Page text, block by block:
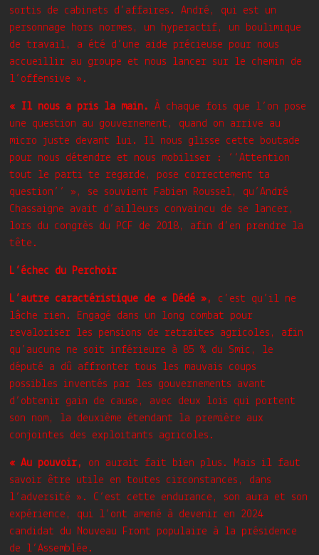
sortis de cabinets d’affaires. André, qui est un
personnage hors normes, un hyperactif, un boulimique
de travail, a été d’une aide précieuse pour nous
accueillir au groupe et nous lancer sur le chemin de
l’offensive ».
« Il nous a pris la main.
À chaque fois que l’on pose
une question au gouvernement, quand on arrive au
micro juste devant lui. Il nous glisse cette boutade
pour nous détendre et nous mobiliser : ‘‘Attention
tout le parti te regarde, pose correctement ta
question’’ », se souvient Fabien Roussel, qu’André
Chassaigne avait d’ailleurs convaincu de se lancer,
lors du congrès du PCF de 2018, afin d’en prendre la
tête.
L’échec du Perchoir
L’autre caractéristique de « Dédé »,
c’est qu’il ne
lâche rien. Engagé dans un long combat pour
revaloriser les pensions de retraites agricoles, afin
qu’aucune ne soit inférieure à 85 % du Smic, le
député a dû affronter tous les mauvais coups
possibles inventés par les gouvernements avant
d’obtenir gain de cause, avec deux lois qui portent
son nom, la deuxième étendant la première aux
conjointes des exploitants agricoles.
« Au pouvoir,
on aurait fait bien plus. Mais il faut
savoir être utile en toutes circonstances, dans
l’adversité ». C’est cette endurance, son aura et son
expérience, qui l’ont amené à devenir en 2024
candidat du Nouveau Front populaire à la présidence
de l’Assemblée.